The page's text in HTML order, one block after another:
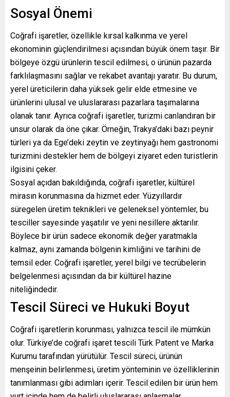
Sosyal Önemi
Coğrafi işaretler, özellikle kırsal kalkınma ve yerel
ekonominin güçlendirilmesi açısından büyük önem taşır. Bir
bölgeye özgü ürünlerin tescil edilmesi, o ürünün pazarda
farklılaşmasını sağlar ve rekabet avantajı yaratır. Bu durum,
yerel üreticilerin daha yüksek gelir elde etmesine ve
ürünlerini ulusal ve uluslararası pazarlara taşımalarına
olanak tanır. Ayrıca coğrafi işaretler, turizmi canlandıran bir
unsur olarak da öne çıkar. Örneğin, Trakya’daki bazı peynir
türleri ya da Ege’deki zeytin ve zeytinyağı hem gastronomi
turizmini destekler hem de bölgeyi ziyaret eden turistlerin
ilgisini çeker.
Sosyal açıdan bakıldığında, coğrafi işaretler, kültürel
mirasın korunmasına da hizmet eder. Yüzyıllardır
süregelen üretim teknikleri ve geleneksel yöntemler, bu
tesciller sayesinde yaşatılır ve yeni nesillere aktarılır.
Böylece bir ürün sadece ekonomik değer yaratmakla
kalmaz, aynı zamanda bölgenin kimliğini ve tarihini de
temsil eder. Coğrafi işaretler, yerel bilgi ve tecrübelerin
belgelenmesi açısından da bir kültürel hazine
niteliğindedir.
Tescil Süreci ve Hukuki Boyut
Coğrafi işaretlerin korunması, yalnızca tescil ile mümkün
olur. Türkiye’de coğrafi işaret tescili Türk Patent ve Marka
Kurumu tarafından yürütülür. Tescil süreci, ürünün
menşeinin belirlenmesi, üretim yönteminin ve özelliklerinin
tanımlanması gibi adımları içerir. Tescil edilen bir ürün hem